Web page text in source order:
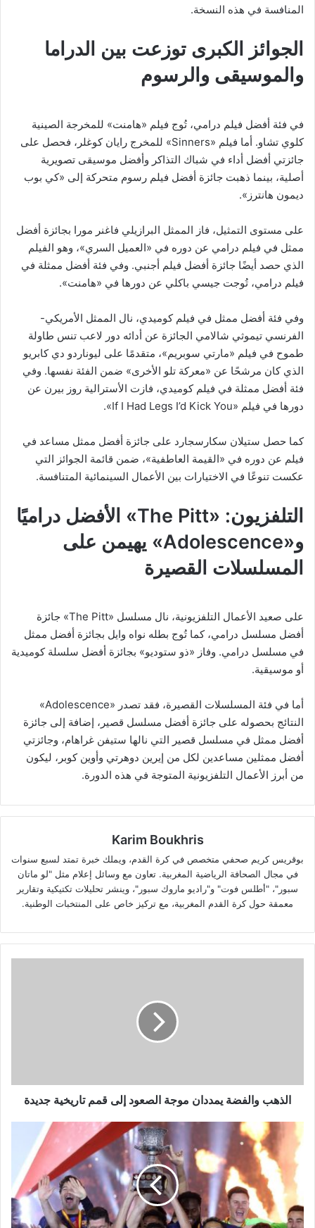
المنافسة في هذه النسخة.
الجوائز الكبرى توزعت بين الدراما
والموسيقى والرسوم
في فئة أفضل فيلم درامي، تُوج فيلم «هامنت» للمخرجة الصينية
كلوي تشاو. أما فيلم «Sinners» للمخرج رايان كوغلر، فحصل على
جائزتي أفضل أداء في شباك التذاكر وأفضل موسيقى تصويرية
أصلية، بينما ذهبت جائزة أفضل فيلم رسوم متحركة إلى «كي بوب
ديمون هانترز».
على مستوى التمثيل، فاز الممثل البرازيلي فاغنر مورا بجائزة أفضل
ممثل في فيلم درامي عن دوره في «العميل السري»، وهو الفيلم
الذي حصد أيضًا جائزة أفضل فيلم أجنبي. وفي فئة أفضل ممثلة في
فيلم درامي، تُوجت جيسي باكلي عن دورها في «هامنت».
وفي فئة أفضل ممثل في فيلم كوميدي، نال الممثل الأمريكي-
الفرنسي تيموثي شالامي الجائزة عن أدائه دور لاعب تنس طاولة
طموح في فيلم «مارتي سوبريم»، متقدمًا على ليوناردو دي كابريو
الذي كان مرشحًا عن «معركة تلو الأخرى» ضمن الفئة نفسها. وفي
فئة أفضل ممثلة في فيلم كوميدي، فازت الأسترالية روز بيرن عن
دورها في فيلم «If I Had Legs I’d Kick You».
كما حصل ستيلان سكارسجارد على جائزة أفضل ممثل مساعد في
فيلم عن دوره في «القيمة العاطفية»، ضمن قائمة الجوائز التي
عكست تنوعًا في الاختيارات بين الأعمال السينمائية المتنافسة.
التلفزيون: «The Pitt» الأفضل دراميًا
و«Adolescence» يهيمن على
المسلسلات القصيرة
على صعيد الأعمال التلفزيونية، نال مسلسل «The Pitt» جائزة
أفضل مسلسل درامي، كما تُوج بطله نواه وايل بجائزة أفضل ممثل
في مسلسل درامي. وفاز «ذو ستوديو» بجائزة أفضل سلسلة كوميدية
أو موسيقية.
أما في فئة المسلسلات القصيرة، فقد تصدر «Adolescence»
النتائج بحصوله على جائزة أفضل مسلسل قصير، إضافة إلى جائزة
أفضل ممثل في مسلسل قصير التي نالها ستيفن غراهام، وجائزتي
أفضل ممثلين مساعدين لكل من إيرين دوهرتي وأوين كوبر، ليكون
من أبرز الأعمال التلفزيونية المتوجة في هذه الدورة.
Karim Boukhris
بوقريس كريم صحفي متخصص في كرة القدم، ويملك خبرة تمتد لسبع سنوات
في مجال الصحافة الرياضية المغربية. تعاون مع وسائل إعلام مثل "لو ماتان
سبور"، "أطلس فوت" و"راديو ماروك سبور"، وينشر تحليلات تكتيكية وتقارير
معمقة حول كرة القدم المغربية، مع تركيز خاص على المنتخبات الوطنية.
جديدة
الذهب والفضة يمددان موجة الصعود إلى قمم تاريخية جديدة
يحتفظ
بالسوبر
الإسباني
ويهزم
ريال
مدريد